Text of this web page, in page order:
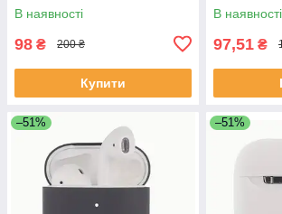
В наявності
98 ₴ 200 ₴
Купити
В наявності
97,51 ₴
–51% –51%